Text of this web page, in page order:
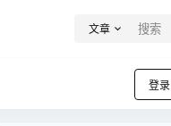
文章
登录